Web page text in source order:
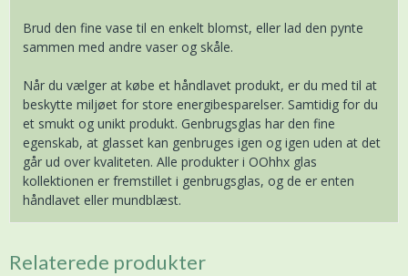
Brud den fine vase til en enkelt blomst, eller lad den pynte
sammen med andre vaser og skåle.
Når du vælger at købe et håndlavet produkt, er du med til at
beskytte miljøet for store energibesparelser. Samtidig for du
et smukt og unikt produkt. Genbrugsglas har den fine
egenskab, at glasset kan genbruges igen og igen uden at det
går ud over kvaliteten. Alle produkter i OOhhx glas
kollektionen er fremstillet i genbrugsglas, og de er enten
håndlavet eller mundblæst.
Relaterede produkter